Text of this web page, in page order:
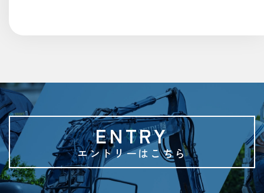
ENTRY
エントリーはこちら